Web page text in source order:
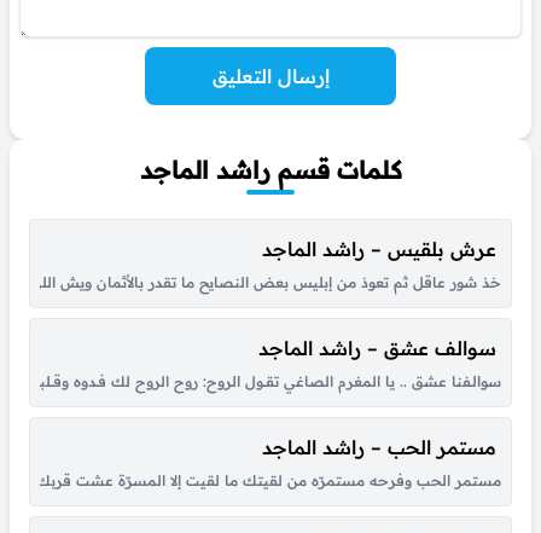
إرسال التعليق
كلمات قسم راشد الماجد
عرش بلقيس – راشد الماجد
خذ شور عاقل ثم تعوذ من إبليس بعض النصايح ما تقدر بالأثمان ويش اللي
سوالف عشق – راشد الماجد
سوالـفنا عشق .. يا المغرم الصاغي تقــول الروح: روح الروح لك فـدوه وقــلبي لـو
مستمر الحب – راشد الماجد
مستمر الحب وفرحه مستمرّه من لقيتك ما لقيت إلا المسرّة عشت قربك